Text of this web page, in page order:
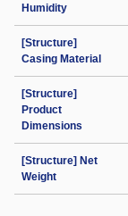
Humidity
[Structure]
Casing Material
[Structure]
Product
Dimensions
[Structure] Net
Weight